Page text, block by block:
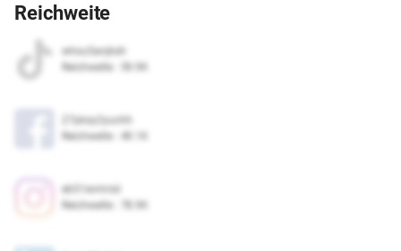
Reichweite
whxu5anjksh
Reichweite
27pksy2yuchh
Reichweite
eb51evmrsii
Reichweite